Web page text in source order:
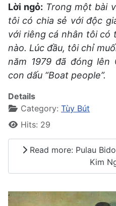
Lời ngỏ: Trong một bài
tôi có chia sẻ với độc
với riêng cá nhân tôi có
nào. Lúc đầu, tôi chỉ
năm 1979 đã đóng lên
con dấu “Boat people”.
Details
Category: Tùy Bút
Hits: 29
Read more: Pulau
Kim